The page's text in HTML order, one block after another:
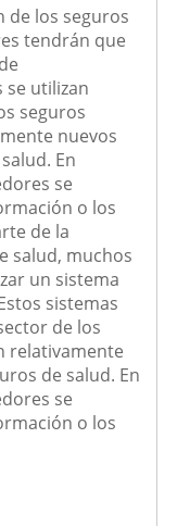
de los seguros
tendrán que
se utilizan
seguros
nuevos
En
se
o los
de la
salud, muchos
un sistema
sistemas
de los
relativamente
de salud. En
se
o los